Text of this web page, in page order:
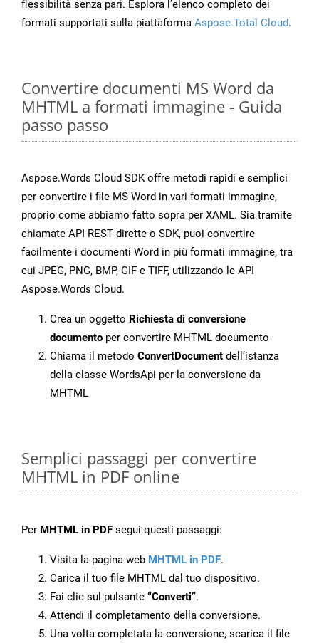
flessibilità senza pari. Esplora l’elenco completo dei
formati supportati sulla piattaforma Aspose.Total Cloud.
Convertire documenti MS Word da
MHTML a formati immagine - Guida
passo passo
Aspose.Words Cloud SDK offre metodi rapidi e semplici
per convertire i file MS Word in vari formati immagine,
proprio come abbiamo fatto sopra per XAML. Sia tramite
chiamate API REST dirette o SDK, puoi convertire
facilmente i documenti Word in più formati immagine, tra
cui JPEG, PNG, BMP, GIF e TIFF, utilizzando le API
Aspose.Words Cloud.
Crea un oggetto Richiesta di conversione
documento per convertire MHTML documento
Chiama il metodo ConvertDocument dell’istanza
della classe WordsApi per la conversione da
MHTML
Semplici passaggi per convertire
MHTML in PDF online
Per MHTML in PDF segui questi passaggi:
Visita la pagina web MHTML in PDF.
Carica il tuo file MHTML dal tuo dispositivo.
Fai clic sul pulsante “Converti”.
Attendi il completamento della conversione.
Una volta completata la conversione, scarica il file